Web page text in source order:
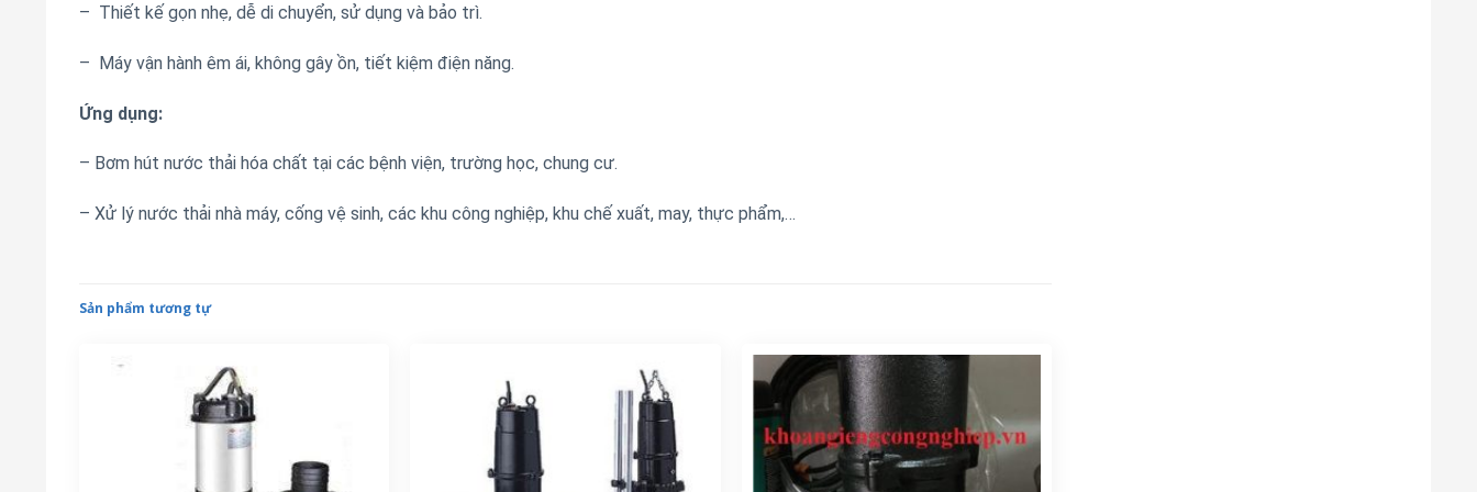
– Thiết kế gọn nhẹ, dễ di chuyển, sử dụng và bảo trì.
– Máy vận hành êm ái, không gây ồn, tiết kiệm điện năng.
Ứng dụng:
– Bơm hút nước thải hóa chất tại các bệnh viện, trường học, chung cư.
– Xử lý nước thải nhà máy, cống vệ sinh, các khu công nghiệp, khu chế xuất, may, thực phẩm,…
Sản phẩm tương tự